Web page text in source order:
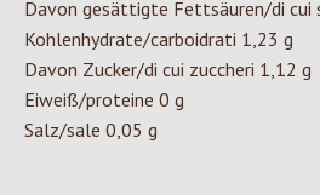
Davon gesättigte Fettsäuren/di cui
Kohlenhydrate/carboidrati 1,23 g
Davon Zucker/di cui zuccheri 1,12 g
Eiweiß/proteine 0 g
Salz/sale 0,05 g